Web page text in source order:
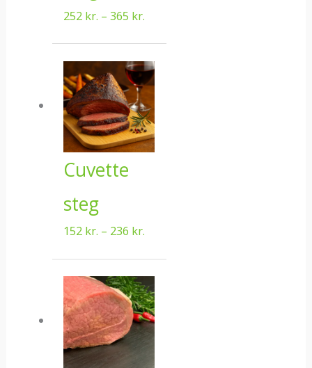
252 kr. – 365 kr.
Cuvette
steg
152 kr. – 236 kr.
152 kr.
236 kr.
141 kr.
til
220 kr.